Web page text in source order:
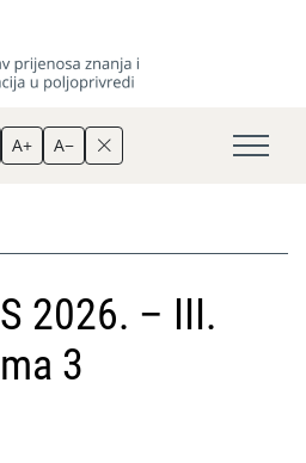
A+ A−
2026. – III.
3